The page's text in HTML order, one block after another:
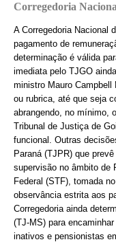
Corregedoria
A Corregedoria Nacional
pagamento de
determinação é válida
imediata pelo TJGO
ministro Mauro Campbell
ou rubrica, até que seja
abrangendo, no mínimo,
Tribunal de Justiça de
funcional. Outras
Paraná (TJPR) que
supervisão no âmbito de
Federal (STF), tomada
observância estrita aos
Corregedoria ainda
(TJ-MS) para
inativos e pensionistas